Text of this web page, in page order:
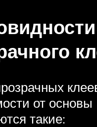
от основы
такие: